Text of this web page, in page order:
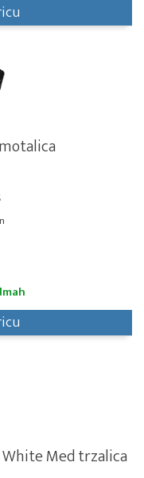
Med trzalica